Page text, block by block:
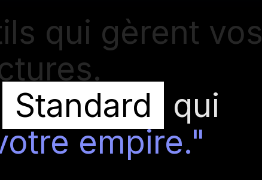
qui gèrent vos
Standard
qui
empire."